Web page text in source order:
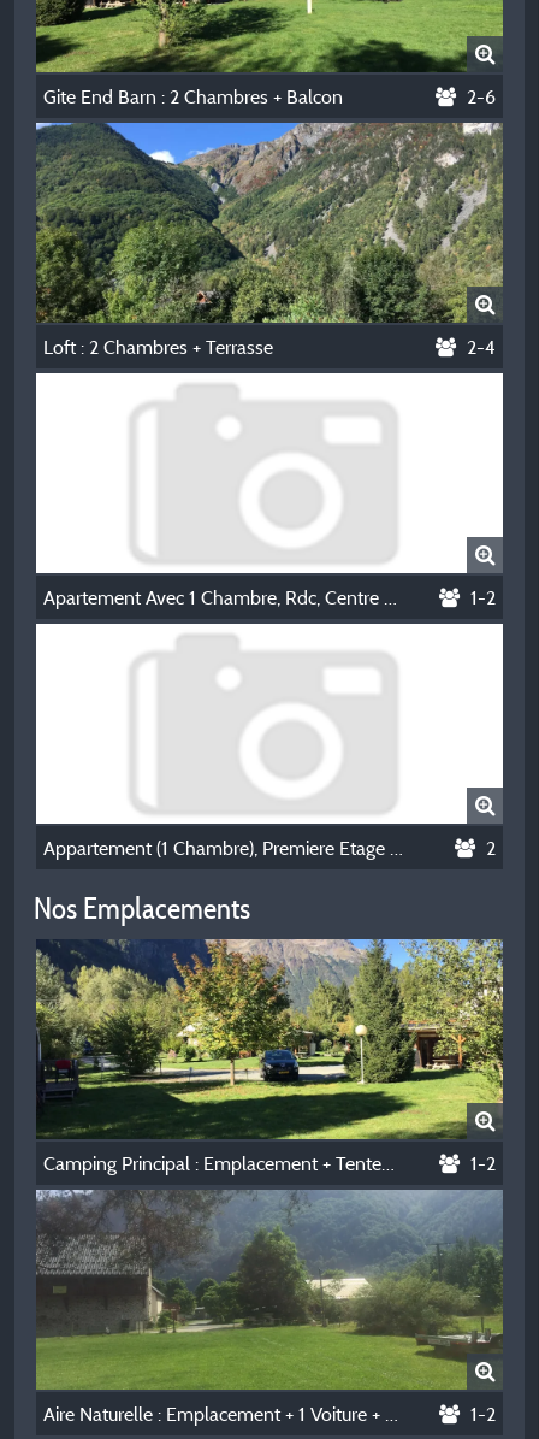
Gite End Barn : 2 Chambres + Balcon 2-6
Loft : 2 Chambres + Terrasse 2-4
Apartement Avec 1 Chambre, Rdc, Centre Village 1-2
Appartement (1 Chambre), Premiere Etage Dans Une Maison Du Village. 2
Nos Emplacements
Camping Principal : Emplacement + Tente/Caravane Ou Camping-Car 1-2
Aire Naturelle : Emplacement + 1 Voiture + Tente, Caravane Ou Camping-Car (Sans Electricité) 1-2